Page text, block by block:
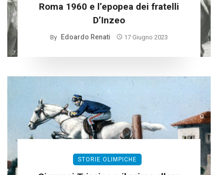
Roma 1960 e l’epopea dei fratelli
D’Inzeo
By Edoardo Renati 17 Giugno 2023
STORIE OLIMPICHE